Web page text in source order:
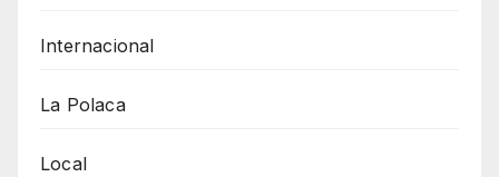
Internacional
La Polaca
Local